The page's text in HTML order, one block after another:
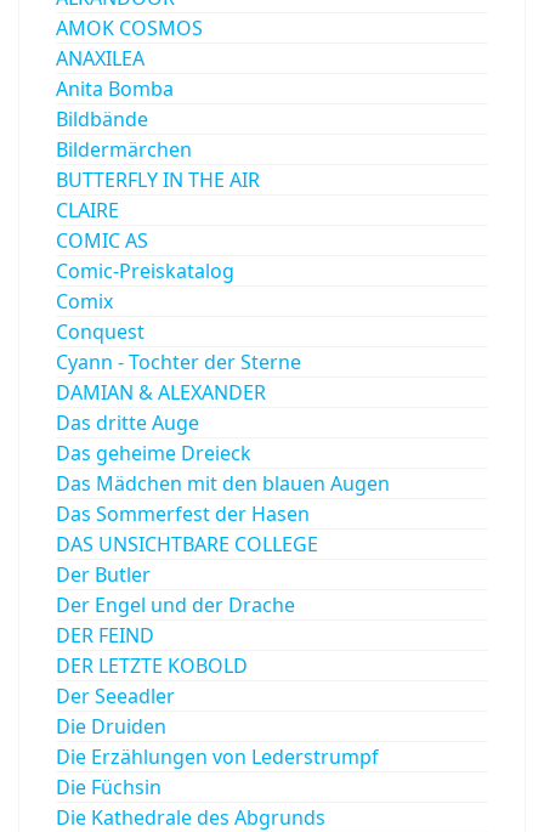
AMOK COSMOS
ANAXILEA
Anita Bomba
Bildbände
Bildermärchen
BUTTERFLY IN THE AIR
CLAIRE
COMIC AS
Comic-Preiskatalog
Comix
Conquest
Cyann - Tochter der Sterne
DAMIAN & ALEXANDER
Das dritte Auge
Das geheime Dreieck
Das Mädchen mit den blauen Augen
Das Sommerfest der Hasen
DAS UNSICHTBARE COLLEGE
Der Butler
Der Engel und der Drache
DER FEIND
DER LETZTE KOBOLD
Der Seeadler
Die Druiden
Die Erzählungen von Lederstrumpf
Die Füchsin
Die Kathedrale des Abgrunds